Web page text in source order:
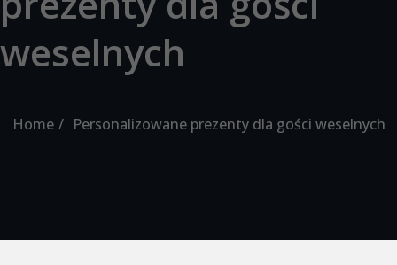
weselnych
Home Personalizowane prezenty dla gości weselnych